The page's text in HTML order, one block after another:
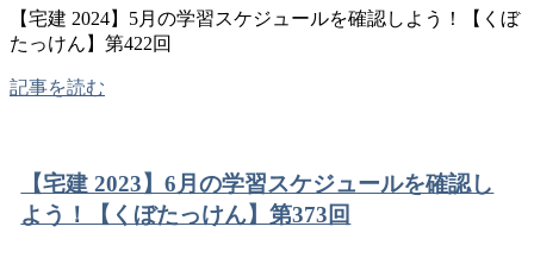
【宅建 2024】5月の学習スケジュールを確認しよう！【くぼ
たっけん】第422回
記事を読む
【宅建 2023】6月の学習スケジュールを確認し
よう！【くぼたっけん】第373回